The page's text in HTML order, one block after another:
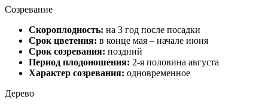
Созревание
Скороплодность: на 3 год после посадки
Срок цветения: в конце мая – начале июня
Срок созревания: поздний
Период плодоношения: 2-я половина августа
Характер созревания: одновременное
Дерево